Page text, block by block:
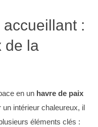
:
de la
en un havre de paix
un intérieur chaleureux, il
éléments clés :